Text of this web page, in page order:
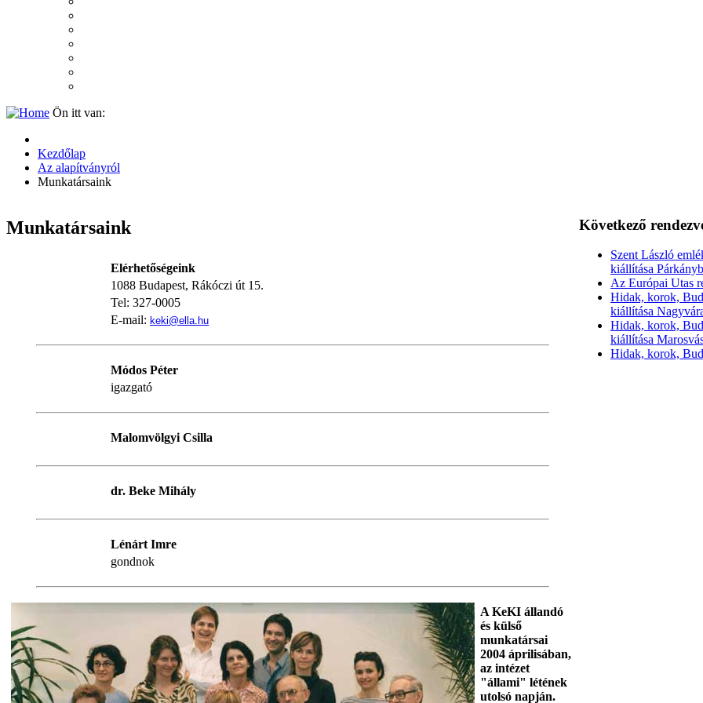
Ön itt van:
Kezdőlap
Az alapítványról
Munkatársaink
Munkatársaink
Elérhetőségeink
1088 Budapest, Rákóczi út 15.
Tel: 327-0005
E-mail: keki@ella.hu
Módos Péter
igazgató
Malomvölgyi Csilla
dr. Beke Mihály
Lénárt Imre
gondnok
A KeKI állandó
és külső
munkatársai
2004 áprilisában,
az intézet
"állami" létének
utolsó napján.
Következő
Szent László
kiállítása
Az Európai Utas
Hidak, korok,
kiállítása
Hidak, korok,
kiállítása
Hidak, korok,